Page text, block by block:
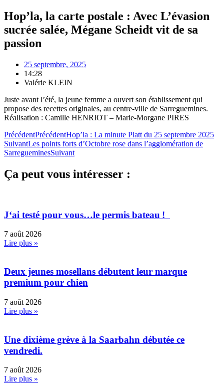
Hop’la, la carte postale : Avec L’évasion
sucrée salée, Mégane Scheidt vit de sa
passion
25 septembre, 2025
14:28
Valérie KLEIN
Juste avant l’été, la jeune femme a ouvert son établissement qui
propose des recettes originales, au centre-ville de Sarreguemines.
Réalisation : Camille HENRIOT – Marie-Morgane PIRES
PrécédentPrécédentHop’la : La minute Platt du 25 septembre 2025
SuivantLes points forts d’Octobre rose dans l’agglomération de
SarregueminesSuivant
Ça peut vous intéresser :
J‘ai testé pour vous…le permis bateau !
7 août 2026
Lire plus »
Deux jeunes mosellans débutent leur marque
premium pour chien
7 août 2026
Lire plus »
Une dixième grève à la Saarbahn débutée ce
vendredi.
7 août 2026
Lire plus »